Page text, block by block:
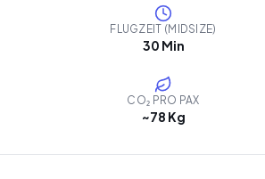
FLUGZEIT (MIDSIZE)
30 Min
CO₂ PRO PAX
~78 Kg